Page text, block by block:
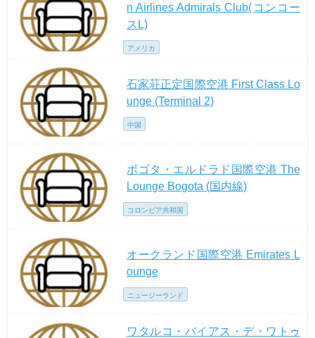
n Airlines Admirals Club(コンコー
スL)
アメリカ
石家荘正定国際空港 First Class Lo
unge (Terminal 2)
中国
ボゴタ・エルドラド国際空港 The
Lounge Bogota (国内線)
コロンビア共和国
オークランド国際空港 Emirates L
ounge
ニュージーランド
ワタルコ・バイアス・デ・ワトゥ